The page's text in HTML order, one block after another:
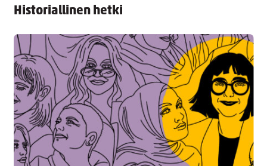
Historiallinen hetki